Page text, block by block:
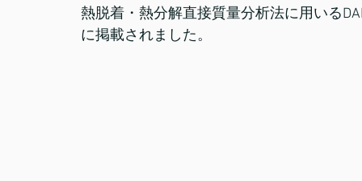
熱脱着・熱分解直接質量分析法に用いる
に掲載されました。